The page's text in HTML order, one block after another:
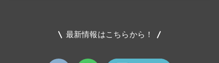
最新情報はこちらから！